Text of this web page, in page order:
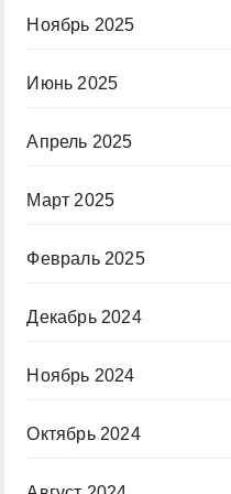
Ноябрь 2025
Июнь 2025
Апрель 2025
Март 2025
Февраль 2025
Декабрь 2024
Ноябрь 2024
Октябрь 2024